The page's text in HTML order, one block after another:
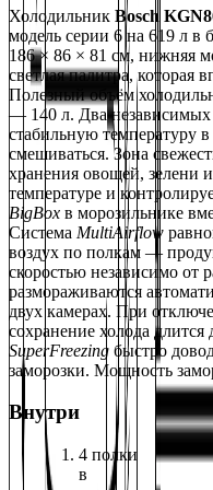
Холодильник Bosch
модель серии 6 на 619 л
186 × 86 × 81 см, нижняя
светлая палитра,
Полезный объём
— 140 л. Два независимых
стабильную температуру
смешиваться. Зона
хранения овощей, зелени
BigBox в морозильнике
Система MultiAirflow
воздух по полкам —
скоростью независимо от
размораживаются
двух камерах. При
SuperFreezing быстро
заморозки. Мощность
Внутри
4 полки
в